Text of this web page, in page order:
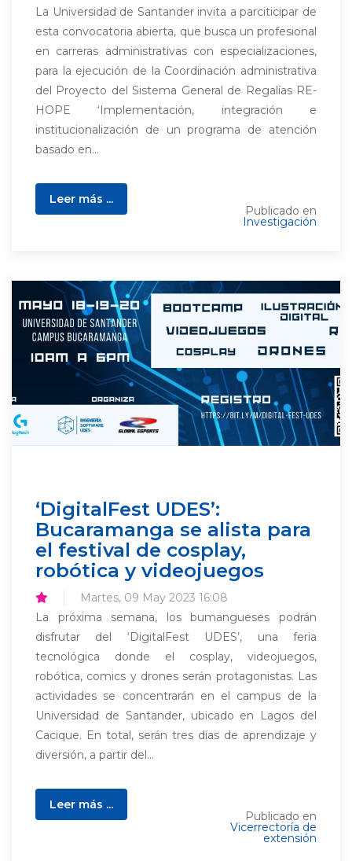
La Universidad de Santander invita a parciticipar de
esta convocatoria abierta, que busca un profesional
en carreras administrativas con especializaciones,
para la ejecución de la Coordinación administrativa
del Proyecto del Sistema General de Regalías RE-
HOPE ‘Implementación, integración e
institucionalización de un programa de atención
basado en...
Leer más ...
Publicado en
Investigación
‘DigitalFest UDES’:
Bucaramanga se alista para
el festival de cosplay,
robótica y videojuegos
Martes, 09 May 2023 16:08
La próxima semana, los bumangueses podrán
disfrutar del ‘DigitalFest UDES’, una feria
tecnológica donde el cosplay, videojuegos,
robótica, comics y drones serán protagonistas. Las
actividades se concentrarán en el campus de la
Universidad de Santander, ubicado en Lagos del
Cacique. En total, serán tres días de aprendizaje y
diversión, a partir del...
Leer más ...
Publicado en
Vicerrectoría de
extensión